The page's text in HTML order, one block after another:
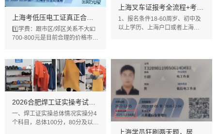
到底是怎样的？和大家详
1️⃣学费：跟市区/郊区关系不大💴
700-800元是目前合理的价格市面
月份以后受到设备更新、培训时
长因素影响，整个行业会涨到
1000元左右，要报考趁早。2️⃣报
考费包含的费用✅考试费：理论和
实操考试费✅培训费：线下理论和
实操现场培训费用✅软件费：线上
刷题和
1、报名条件18-60周岁、初中及
以上学历、上海户口或者上海有
资料（1）身份证复印件（2）初
中及以上学历证（3）体检报告
（可参考驾照体检报告）（4）社
保或者居住证（本市户籍不需
要）（5）一寸白底照片电子档
4、报考费用初次费用12
一、焊工证实操总体情况实操分4
个科目，总体100分，80分及以上